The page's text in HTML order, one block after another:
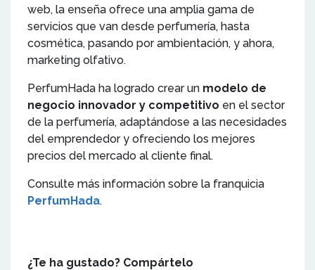
web, la enseña ofrece una amplia gama de
servicios que van desde perfumería, hasta
cosmética, pasando por ambientación, y ahora,
marketing olfativo.
PerfumHada ha logrado crear un modelo de
negocio innovador y competitivo en el sector
de la perfumería, adaptándose a las necesidades
del emprendedor y ofreciendo los mejores
precios del mercado al cliente final.
Consulte más información sobre la franquicia
PerfumHada.
¿Te ha gustado? Compártelo